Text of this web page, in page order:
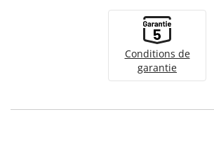
Conditions de
garantie